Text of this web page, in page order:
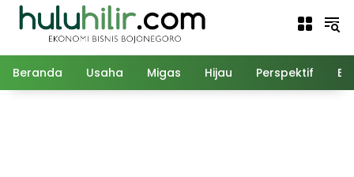
Langsung
Beranda Usaha Migas Hijau Perspektif